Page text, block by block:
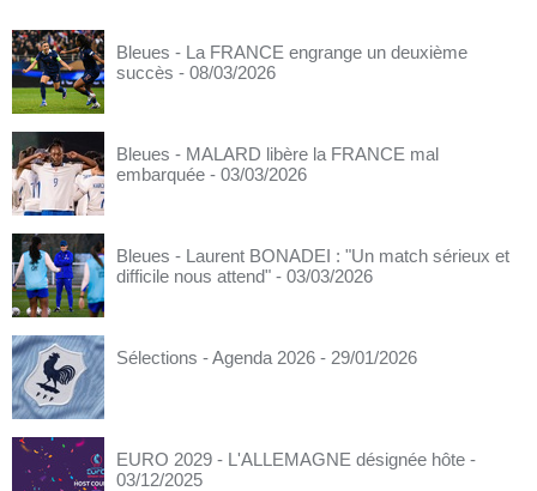
Bleues - La FRANCE engrange un deuxième
succès - 08/03/2026
Bleues - MALARD libère la FRANCE mal
embarquée - 03/03/2026
Bleues - Laurent BONADEI : "Un match sérieux et
difficile nous attend" - 03/03/2026
Sélections - Agenda 2026 - 29/01/2026
EURO 2029 - L'ALLEMAGNE désignée hôte -
03/12/2025